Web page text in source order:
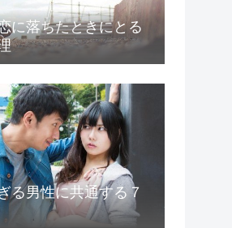
に落ちたときにとる
る男性に共通する７